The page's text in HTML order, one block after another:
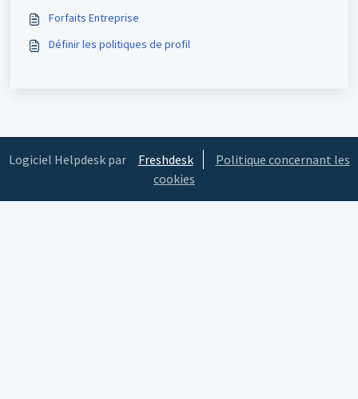
Forfaits Entreprise
Définir les politiques de profil
Logiciel Helpdesk par Freshdesk
Politique concernant les
cookies